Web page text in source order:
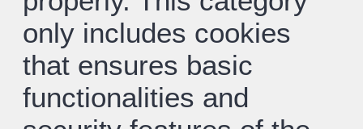
only includes cookies
that ensures basic
functionalities and